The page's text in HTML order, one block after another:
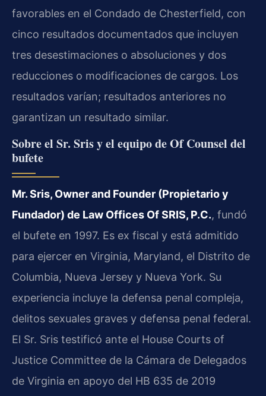
favorables en el Condado de Chesterfield, con
cinco resultados documentados que incluyen
tres desestimaciones o absoluciones y dos
reducciones o modificaciones de cargos. Los
resultados varían; resultados anteriores no
garantizan un resultado similar.
Sobre el Sr. Sris y el equipo de Of Counsel del
bufete
Mr. Sris, Owner and Founder (Propietario y
Fundador) de Law Offices Of SRIS, P.C., fundó
el bufete en 1997. Es ex fiscal y está admitido
para ejercer en Virginia, Maryland, el Distrito de
Columbia, Nueva Jersey y Nueva York. Su
experiencia incluye la defensa penal compleja,
delitos sexuales graves y defensa penal federal.
El Sr. Sris testificó ante el House Courts of
Justice Committee de la Cámara de Delegados
de Virginia en apoyo del HB 635 de 2019